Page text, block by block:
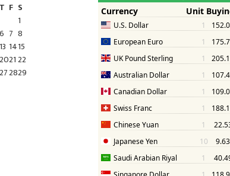
T F S
1
6 7 8
13 1415
202122
272829